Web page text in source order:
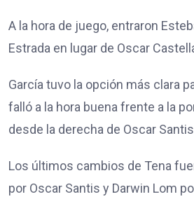
A la hora de juego, entraron
Estrada en lugar de Oscar
García tuvo la opción más clara
falló a la hora buena frente a la
desde la derecha de Oscar
Los últimos cambios de Tena
por Oscar Santis y Darwin Lom